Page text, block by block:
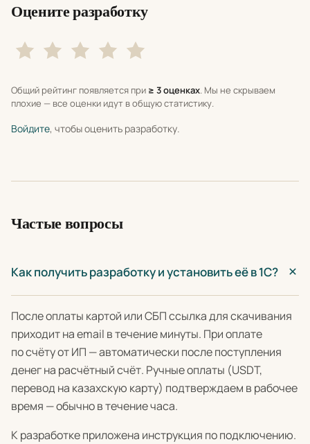
Оцените разработку
Общий рейтинг появляется при ≥ 3 оценках. Мы не скрываем
плохие — все оценки идут в общую статистику.
Войдите, чтобы оценить разработку.
Частые вопросы
Как получить разработку и установить её в 1С?
После оплаты картой или СБП ссылка для скачивания
приходит на email в течение минуты. При оплате
по счёту от ИП — автоматически после поступления
денег на расчётный счёт. Ручные оплаты (USDT,
перевод на казахскую карту) подтверждаем в рабочее
время — обычно в течение часа.
К разработке приложена инструкция по подключению.